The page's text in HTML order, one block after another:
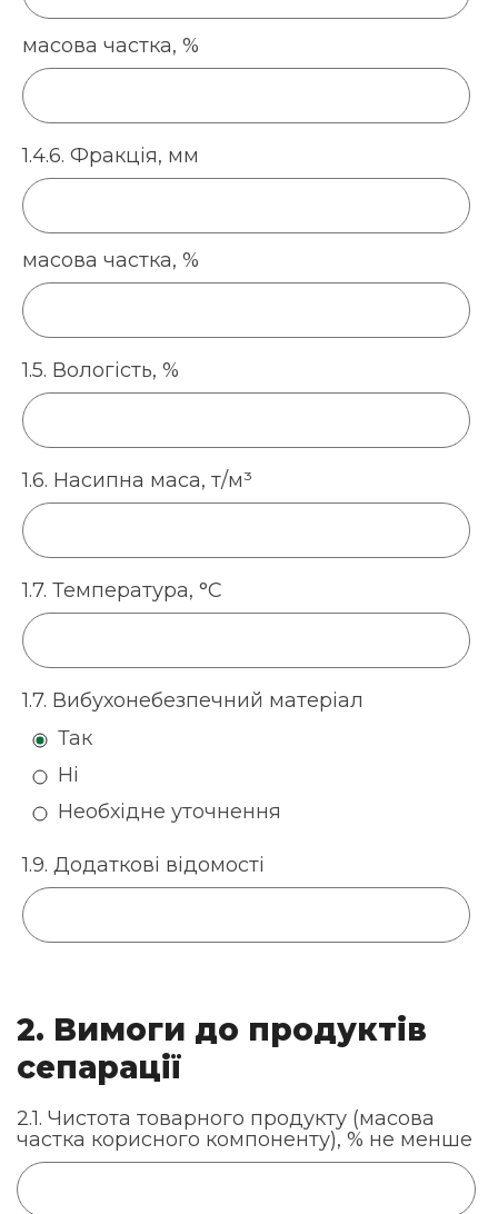
масова частка, %
1.4.6. Фракція, мм
масова частка, %
1.5. Вологість, %
1.6. Насипна маса, т/м³
1.7. Температура, °С
1.7. Вибухонебезпечний матеріал
Так
Ні
Необхідне уточнення
1.9. Додаткові відомості
2. Вимоги до продуктів
сепарації
2.1. Чистота товарного продукту (масова
частка корисного компоненту), % не менше